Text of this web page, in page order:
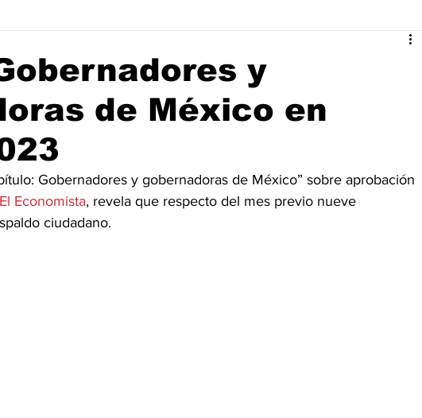
y
de México en
Gobernadores y gobernadoras de México” sobre aprobación
El Economista, revela que respecto del mes previo nueve
ciudadano.